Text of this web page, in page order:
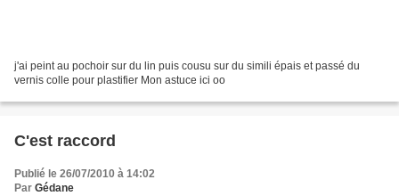
j'ai peint au pochoir sur du lin puis cousu sur du simili épais et passé du
vernis colle pour plastifier Mon astuce ici oo
C'est raccord
Publié le 26/07/2010 à 14:02
Par Gédane